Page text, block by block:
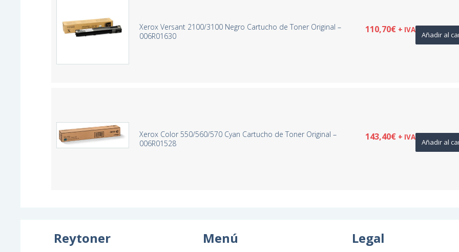
Xerox Versant 2100/3100 Negro Cartucho de Toner Original –
006R01630
110,70€ + IVA
Añadir al
Xerox Color 550/560/570 Cyan Cartucho de Toner Original –
006R01528
143,40€ + IVA
Añadir al
Reytoner Menú Legal